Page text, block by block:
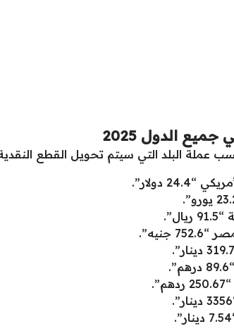
الدول 2025
عملة البلد التي سيتم تحويل القطع
دولار”.
جنيه”.